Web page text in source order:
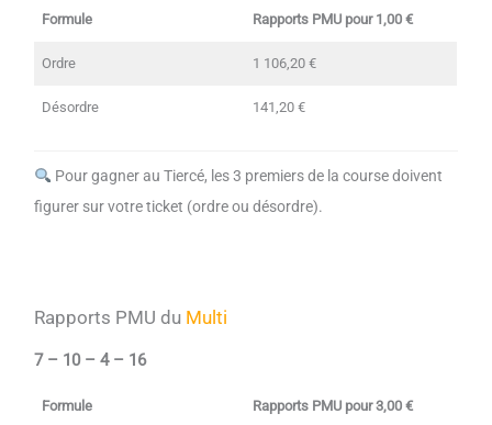
Formule Rapports PMU pour 1,00 €
Ordre 1 106,20 €
Désordre 141,20 €
Pour gagner au Tiercé, les 3 premiers de la course doivent
figurer sur votre ticket (ordre ou désordre).
Rapports PMU du Multi
7 – 10 – 4 – 16
Formule Rapports PMU pour 3,00 €